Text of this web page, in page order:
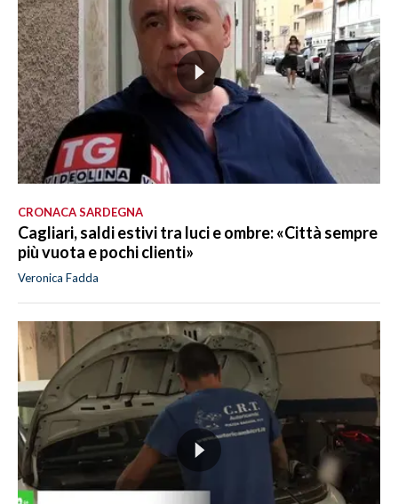
CRONACA SARDEGNA
Cagliari, saldi estivi tra luci e ombre: «Città sempre
più vuota e pochi clienti»
Veronica Fadda